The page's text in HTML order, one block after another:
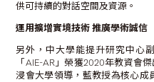
供可持續的對話空間及資源。
運用擴增實境技術 推廣學術誠信
另外，中大學能提升研究中心
「AIE-AR」榮獲2020年教資會
浸會大學領導，藍教授為核心成